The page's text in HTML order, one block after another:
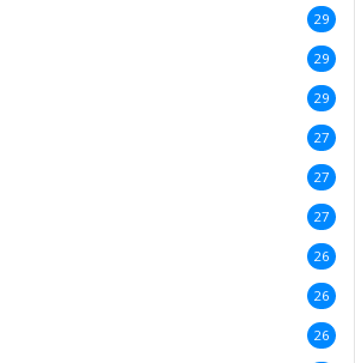
29
29
29
27
27
27
26
26
26